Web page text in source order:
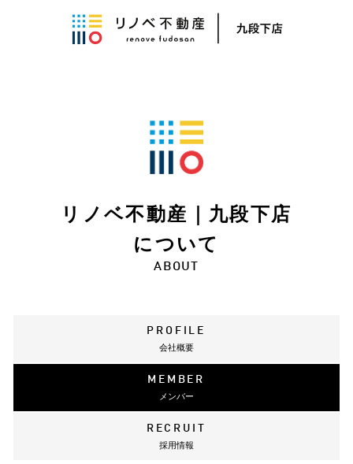
リノベ不動産｜九段下店
について
ABOUT
PROFILE
会社概要
MEMBER
メンバー
RECRUIT
採用情報